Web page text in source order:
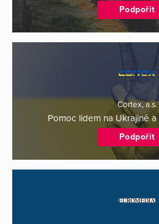
Podpořit
Cortex, a.s.
Pomoc lidem na Ukrajině a
Podpořit